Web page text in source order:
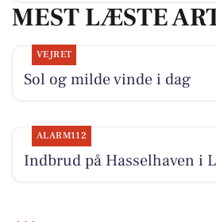
MEST LÆSTE
VEJRET
Sol og milde vinde i dag
ALARM112
Indbrud på Hasselhaven i